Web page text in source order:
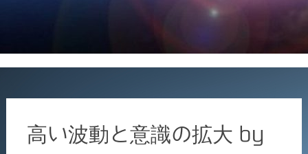
高い波動と意識の拡大 by